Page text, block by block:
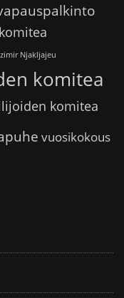
Njakljajeu
komitea
komitea
vuosikokous